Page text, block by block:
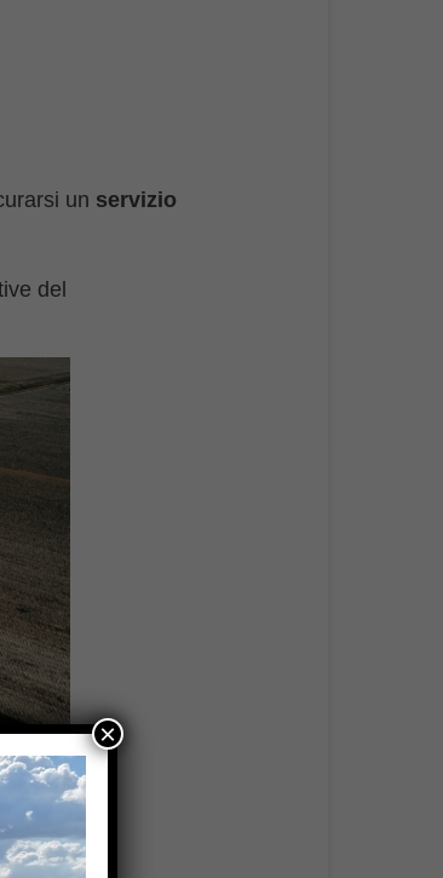
un servizio
del
×